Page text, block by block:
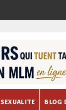
SEXUALITE BLOG